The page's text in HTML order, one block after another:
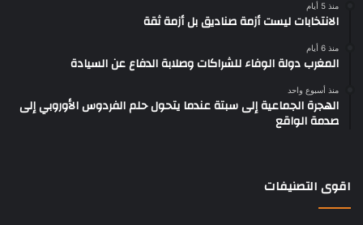
منذ 5 أيام
الانتخابات ليست أزمة صناديق بل أزمة ثقة
منذ 6 أيام
المغرب دولة الوفاء للشراكات وصلابة الدفاع عن السيادة
منذ أسبوع واحد
الهجرة الجماعية إلى سبتة عندما يتحول حلم الفردوس الأوروبي إلى
صدمة الواقع
اقوى التصنيفات